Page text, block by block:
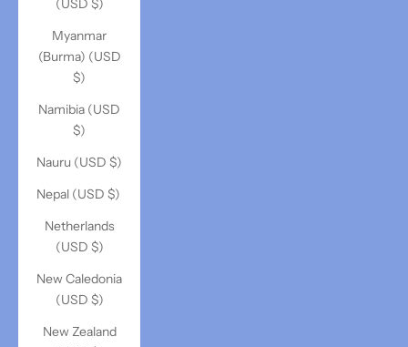
(USD $)
Myanmar
(Burma) (USD
$)
Namibia (USD
$)
Nauru (USD $)
Nepal (USD $)
Netherlands
(USD $)
New Caledonia
(USD $)
New Zealand